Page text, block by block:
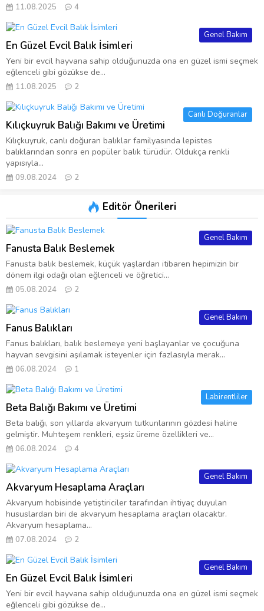
11.08.2025 4
Genel Bakım
En Güzel Evcil Balık İsimleri
Yeni bir evcil hayvana sahip olduğunuzda ona en güzel ismi seçmek
eğlenceli gibi gözükse de...
11.08.2025 2
Canlı Doğuranlar
Kılıçkuyruk Balığı Bakımı ve Üretimi
Kılıçkuyruk, canlı doğuran balıklar familyasında lepistes
balıklarından sonra en popüler balık türüdür. Oldukça renkli
yapısıyla...
09.08.2024 2
Editör Önerileri
Genel Bakım
Fanusta Balık Beslemek
Fanusta balık beslemek, küçük yaşlardan itibaren hepimizin bir
dönem ilgi odağı olan eğlenceli ve öğretici...
05.08.2024 2
Genel Bakım
Fanus Balıkları
Fanus balıkları, balık beslemeye yeni başlayanlar ve çocuğuna
hayvan sevgisini aşılamak isteyenler için fazlasıyla merak...
06.08.2024 1
Labirentliler
Beta Balığı Bakımı ve Üretimi
Beta balığı, son yıllarda akvaryum tutkunlarının gözdesi haline
gelmiştir. Muhteşem renkleri, eşsiz üreme özellikleri ve...
06.08.2024 4
Genel Bakım
Akvaryum Hesaplama Araçları
Akvaryum hobisinde yetiştiriciler tarafından ihtiyaç duyulan
hususlardan biri de akvaryum hesaplama araçları olacaktır.
Akvaryum hesaplama...
07.08.2024 2
Genel Bakım
En Güzel Evcil Balık İsimleri
Yeni bir evcil hayvana sahip olduğunuzda ona en güzel ismi seçmek
eğlenceli gibi gözükse de...